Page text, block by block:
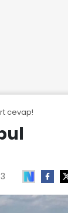
cevap!